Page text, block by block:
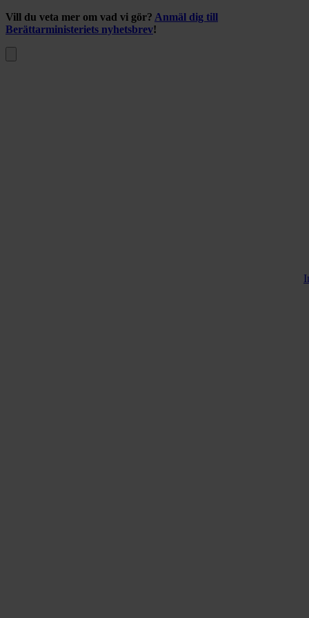
Vill du veta mer om vad vi gör? Anmäl dig till
Berättarministeriets nyhetsbrev!